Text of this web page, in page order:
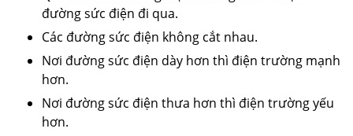
đường sức điện đi qua.
Các đường sức điện không cắt nhau.
Nơi đường sức điện dày hơn thì điện trường mạnh
hơn.
Nơi đường sức điện thưa hơn thì điện trường yếu
hơn.